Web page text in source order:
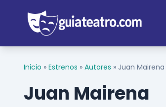
Inicio » Estrenos » Autores » Juan Mairena
Juan Mairena